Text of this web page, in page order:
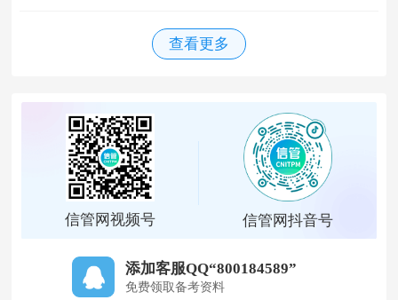
查看更多
信管网视频号 信管网抖音号
添加客服QQ“800184589”
免费领取备考资料